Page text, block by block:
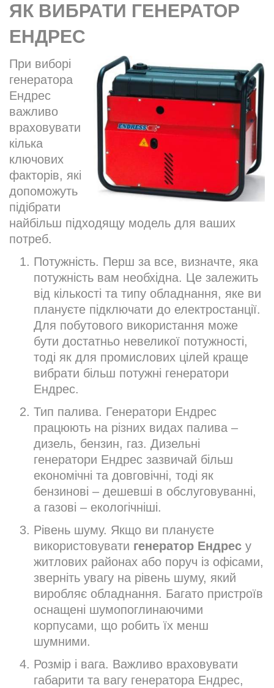
ЯК ВИБРАТИ ГЕНЕРАТОР
ЕНДРЕС
При виборі
генератора
Ендрес
важливо
враховувати
кілька
ключових
факторів, які
допоможуть
підібрати
найбільш підходящу модель для ваших
потреб.
Потужність. Перш за все, визначте, яка
потужність вам необхідна. Це залежить
від кількості та типу обладнання, яке ви
плануєте підключати до електростанції.
Для побутового використання може
бути достатньо невеликої потужності,
тоді як для промислових цілей краще
вибрати більш потужні генератори
Ендрес.
Тип палива. Генератори Ендрес
працюють на різних видах палива –
дизель, бензин, газ. Дизельні
генератори Ендрес зазвичай більш
економічні та довговічні, тоді як
бензинові – дешевші в обслуговуванні,
а газові – екологічніші.
Рівень шуму. Якщо ви плануєте
використовувати генератор Ендрес у
житлових районах або поруч із офісами,
зверніть увагу на рівень шуму, який
виробляє обладнання. Багато пристроїв
оснащені шумопоглинаючими
корпусами, що робить їх менш
шумними.
Розмір і вага. Важливо враховувати
габарити та вагу генератора Ендрес,